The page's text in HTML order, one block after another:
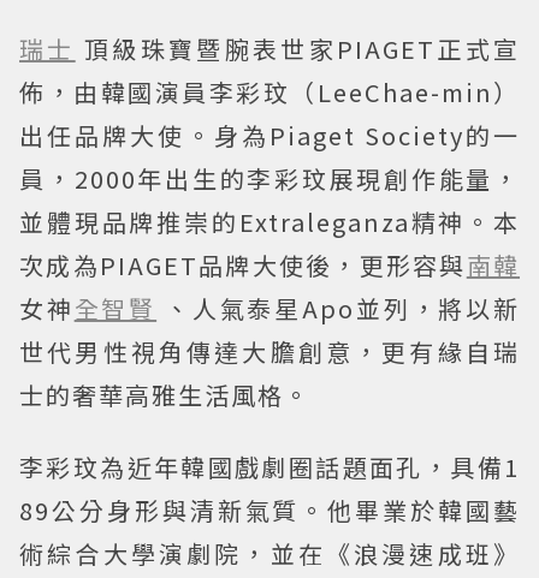
瑞士 頂級珠寶暨腕表世家PIAGET正式宣
佈，由韓國演員李彩玟（LeeChae-min）
出任品牌大使。身為Piaget Society的一
員，2000年出生的李彩玟展現創作能量，
並體現品牌推崇的Extraleganza精神。本
次成為PIAGET品牌大使後，更形容與南韓
女神全智賢
、人氣泰星Apo並列，將以新
世代男性視角傳達大膽創意，更有緣自瑞
士的奢華高雅生活風格。
李彩玟為近年韓國戲劇圈話題面孔，具備1
89公分身形與清新氣質。他畢業於韓國藝
術綜合大學演劇院，並在《浪漫速成班》